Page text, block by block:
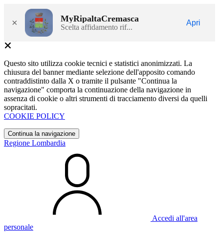
× MyRipaltaCremasca
Scelta affidamento rif...
Apri
Questo sito utilizza cookie tecnici e statistici anonimizzati. La
chiusura del banner mediante selezione dell'apposito comando
contraddistinto dalla X o tramite il pulsante "Continua la
navigazione" comporta la continuazione della navigazione in
assenza di cookie o altri strumenti di tracciamento diversi da quelli
sopracitati.
COOKIE POLICY
Continua la navigazione
Regione Lombardia
Accedi all'area
personale